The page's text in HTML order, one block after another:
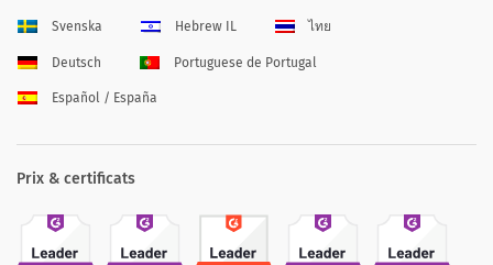
Svenska Hebrew IL ไทย
Deutsch Portuguese de Portugal
Español / España
Prix & certificats